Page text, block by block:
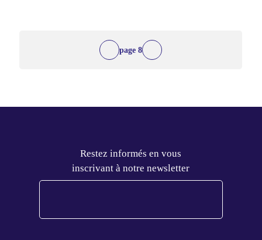
8
Restez informés en vous
inscrivant à notre newsletter